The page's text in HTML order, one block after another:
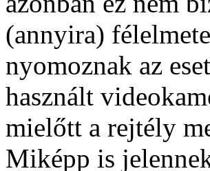
(annyira)
nyomoznak az
használt
mielőtt a rejtély
Miképp is